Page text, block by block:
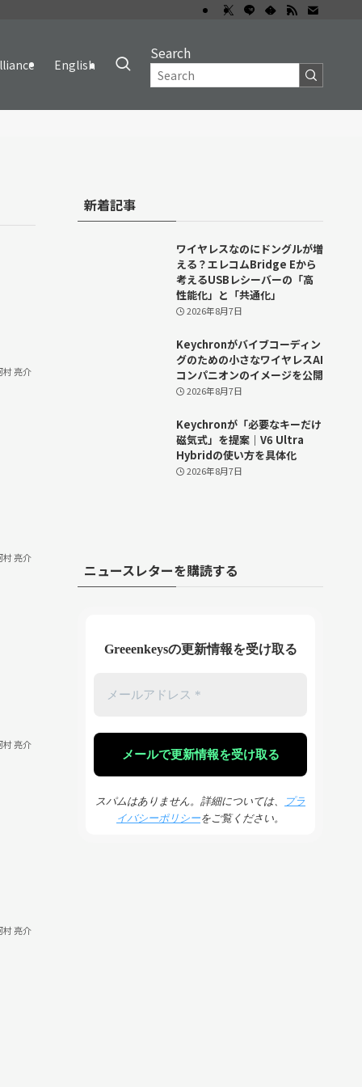
English
Search
村 亮介
村 亮介
村 亮介
村 亮介
新着記事
ワイヤレスなのにドングルが増
える？エレコムBridge Eから
考えるUSBレシーバーの「高
性能化」と「共通化」
2026年8月7日
Keychronがバイブコーディン
グのための小さなワイヤレスAI
コンパニオンのイメージを公開
2026年8月7日
Keychronが「必要なキーだけ
磁気式」を提案｜V6 Ultra
Hybridの使い方を具体化
2026年8月7日
ニュースレターを購読する
Greeenkeysの更新情報を受け取る
スパムはありません。詳細については、
プラ
イバシーポリシーをご覧ください。